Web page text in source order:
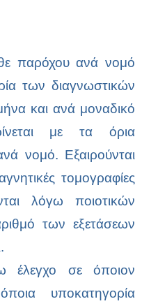
παρόχου ανά νομό
των διαγνωστικών
και ανά μοναδικό
με τα όρια
νομό. Εξαιρούνται
τομογραφίες
λόγω ποιοτικών
των εξετάσεων
έλεγχο σε όποιον
υποκατηγορία